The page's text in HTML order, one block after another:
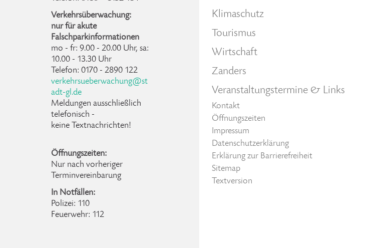
Verkehrsüberwachung:
nur für akute
Falschparkinformationen
mo - fr: 9.00 - 20.00 Uhr, sa:
10.00 - 13.30 Uhr
Telefon: 0170 - 2890 122
verkehrsueberwachung@st
adt-gl.de
Meldungen ausschließlich
telefonisch -
keine Textnachrichten!
Öffnungszeiten:
Nur nach vorheriger
Terminvereinbarung
In Notfällen:
Polizei: 110
Feuerwehr: 112
Klimaschutz
Tourismus
Wirtschaft
Zanders
Veranstaltungstermine & Links
Kontakt
Öffnungszeiten
Impressum
Datenschutzerklärung
Erklärung zur Barrierefreiheit
Sitemap
Textversion